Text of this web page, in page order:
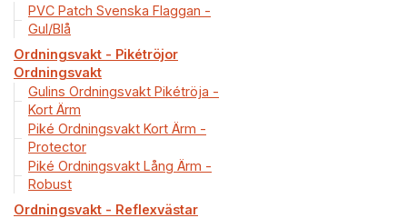
PVC Patch Svenska Flaggan -
Gul/Blå
Ordningsvakt - Pikétröjor
Ordningsvakt
Gulins Ordningsvakt Pikétröja -
Kort Ärm
Piké Ordningsvakt Kort Ärm -
Protector
Piké Ordningsvakt Lång Ärm -
Robust
Ordningsvakt - Reflexvästar